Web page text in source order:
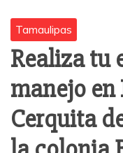
Tamaulipas
Realiza tu
manejo
Cerquita